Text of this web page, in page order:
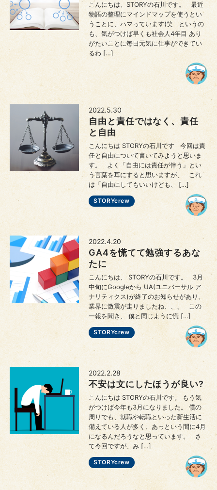
こんにちは、STORYの石川です。 最近
物語の整理にマインドマップを使うとい
うことに、ハマっています(笑 というの
も、気がつけば早くも社会人4年目 あり
がたいことに毎日元気に仕事ができてい
るわ […]
2022.5.30
自由と責任ではなく、責任
と自由
こんにちは STORYの石川です 今回は責
任と自由について書いてみようと思いま
す。 よく「自由には責任が伴う」とい
う言葉を耳にすると思いますが、 これ
は「自由にしてもいいけども、 […]
STORYcrew
2022.4.20
GA4を慌てて勉強するあな
たに
こんにちは、 STORYの石川です。 3月
中旬にGoogleから UA(ユニバーサル ア
ナリティクス)が終了のお知らせがあり、
業界に激震が走りましたね、、、 この
一報を聞き、 僕と同じように慌 […]
STORYcrew
2022.2.28
不安は文にしたほうが良い?
こんにちは STORYの石川です。 もう気
がつけば今年も3月になりました。 僕の
周りでも、就職や転職といった新生活に
備えている人が多く、あっという間に4月
になるんだろうなと思っています。 さ
て今回ですが、み […]
STORYcrew